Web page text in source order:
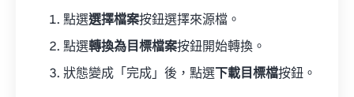
點選選擇檔案按鈕選擇來源檔。
點選轉換為目標檔案按鈕開始轉換。
狀態變成「完成」後，點選 下載目標檔按鈕。